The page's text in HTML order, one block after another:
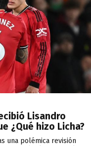
Lisandro
¿Qué hizo Licha?
una polémica revisión